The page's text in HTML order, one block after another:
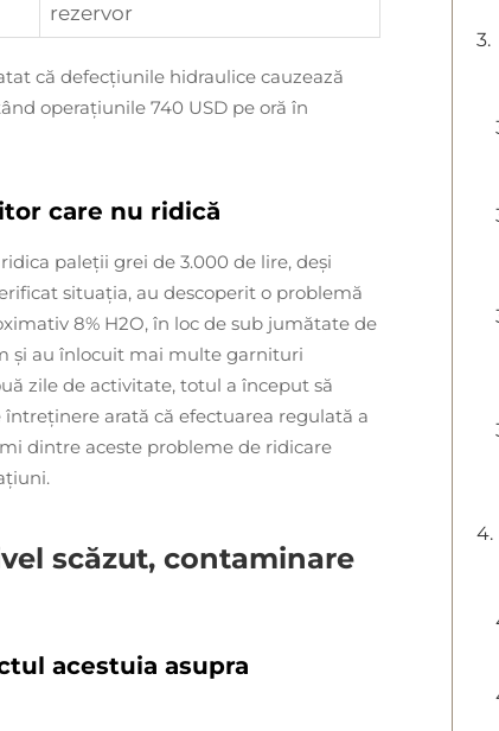
rezervor
că defecțiunile hidraulice cauzează
operațiunile 740 USD pe oră în
care nu ridică
paleții grei de 3.000 de lire, deși
situația, au descoperit o problemă
8% H2O, în loc de sub jumătate de
și au înlocuit mai multe garnituri
zile de activitate, totul a început să
arată că efectuarea regulată a
dintre aceste probleme de ridicare
scăzut, contaminare
acestuia asupra